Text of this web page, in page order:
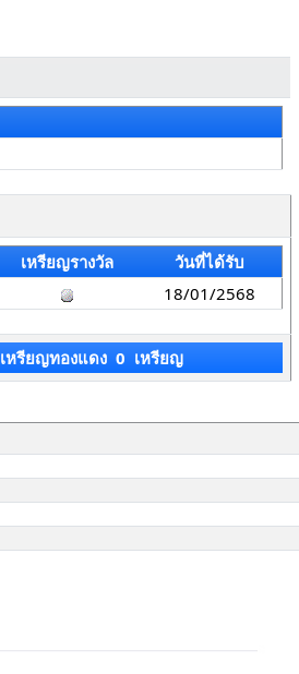
เหรียญรางวัล
วันที่ได้รับ
18/01/2568
เหรียญทองแดง 0 เหรียญ